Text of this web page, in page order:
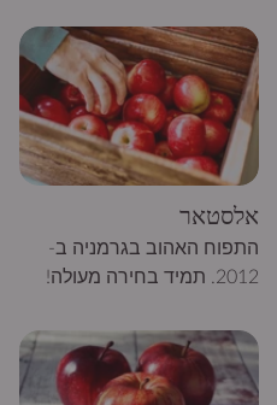
אלסטאר
התפוח האהוב בגרמניה ב-
2012. תמיד בחירה מעולה!